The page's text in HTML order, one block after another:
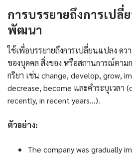
การบรรยายถึงการเปลี่
พัฒนา
ใช้เพื่อบรรยายถึงการเปลี่ยนแปลง ค
ของบุคคล สิ่งของ หรือสถานการณ์ตาม
กริยา เช่น change, develop, grow,
decrease, become และคำระบุเวลา
recently, in recent years…).
ตัวอย่าง:
The company was gradually